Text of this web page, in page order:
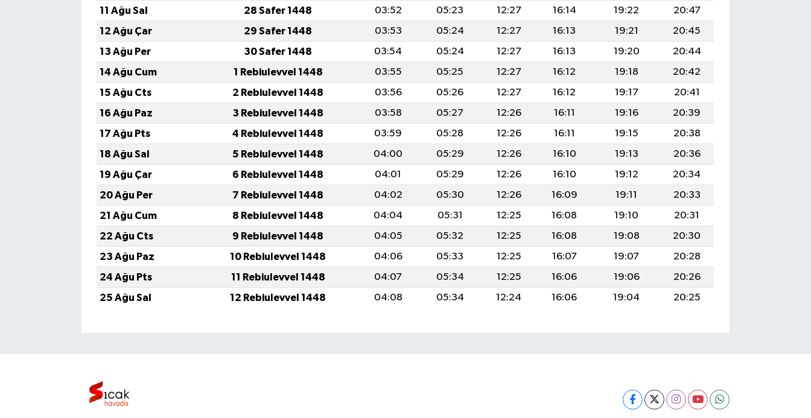
11 Ağu Sal
28 Safer 1448 03:52 05:23 12:27 16:14 19:22
20:47
12 Ağu Çar
29 Safer 1448 03:53 05:24 12:27 16:13 19:21
20:45
13 Ağu Per
30 Safer 1448 03:54 05:24 12:27 16:13 19:20
20:44
14 Ağu Cum
1 Rebiulevvel 1448 03:55 05:25 12:27 16:12 19:18
20:42
15 Ağu Cts
2 Rebiulevvel 1448 03:56 05:26 12:27 16:12 19:17
20:41
16 Ağu Paz
3 Rebiulevvel 1448 03:58 05:27 12:26 16:11 19:16
20:39
17 Ağu Pts
4 Rebiulevvel 1448 03:59 05:28 12:26 16:11 19:15
20:38
18 Ağu Sal
5 Rebiulevvel 1448 04:00 05:29 12:26 16:10 19:13
20:36
19 Ağu Çar
6 Rebiulevvel 1448 04:01 05:29 12:26 16:10 19:12
20:34
20 Ağu Per
7 Rebiulevvel 1448 04:02 05:30 12:26 16:09 19:11
20:33
21 Ağu Cum
8 Rebiulevvel 1448 04:04 05:31 12:25 16:08 19:10
20:31
22 Ağu Cts
9 Rebiulevvel 1448 04:05 05:32 12:25 16:08 19:08
20:30
23 Ağu Paz
10 Rebiulevvel 1448 04:06 05:33 12:25 16:07 19:07
20:28
24 Ağu Pts
11 Rebiulevvel 1448 04:07 05:34 12:25 16:06 19:06
20:26
25 Ağu Sal
12 Rebiulevvel 1448 04:08 05:34 12:24 16:06 19:04 20:25